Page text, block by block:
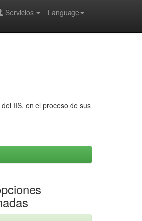
Language
Servicios
IIS, en el proceso de sus